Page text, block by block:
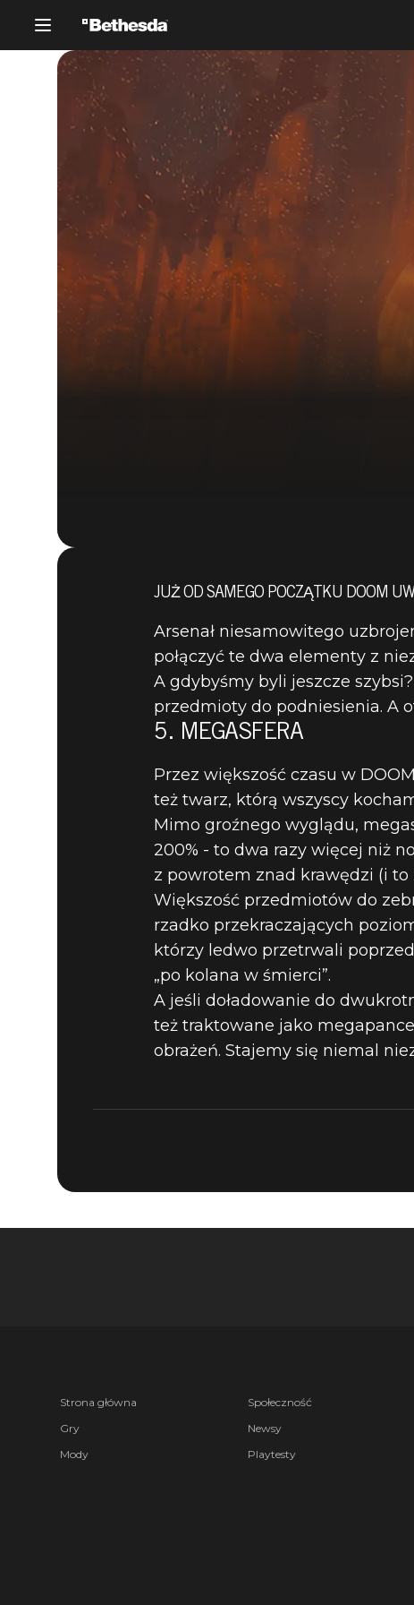
DOOM® Eternal 04 lipca 2019
5
DOOM-IE
JUŻ OD SAMEGO POCZĄTKU DOOM
Arsenał niesamowitego
połączyć te dwa elementy z
A gdybyśmy byli jeszcze
przedmioty do podniesienia. A
5. MEGASFERA
Przez większość czasu w
też twarz, którą wszyscy
Mimo groźnego wyglądu,
200% - to dwa razy więcej niż
z powrotem znad krawędzi (i to
Większość przedmiotów do
rzadko przekraczających
którzy ledwo przetrwali
„po kolana w śmierci”.
A jeśli doładowanie do
też traktowane jako
obrażeń. Stajemy się niemal
Strona główna
Gry
Mody
Społeczność
Newsy
Playtesty